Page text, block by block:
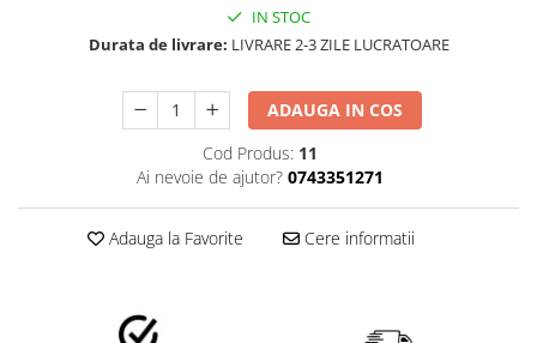
STICKERE MARI
MERCEDES CAMIOANE
RENAULT CAMIOANE
IN STOC
Durata de livrare: LIVRARE 2-3 ZILE LUCRATOARE
ADAUGA IN COS
Cod Produs: 11
Ai nevoie de ajutor? 0743351271
Adauga la Favorite Cere informatii